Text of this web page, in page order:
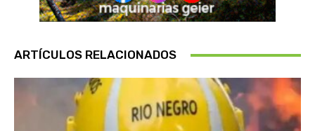
ARTÍCULOS RELACIONADOS